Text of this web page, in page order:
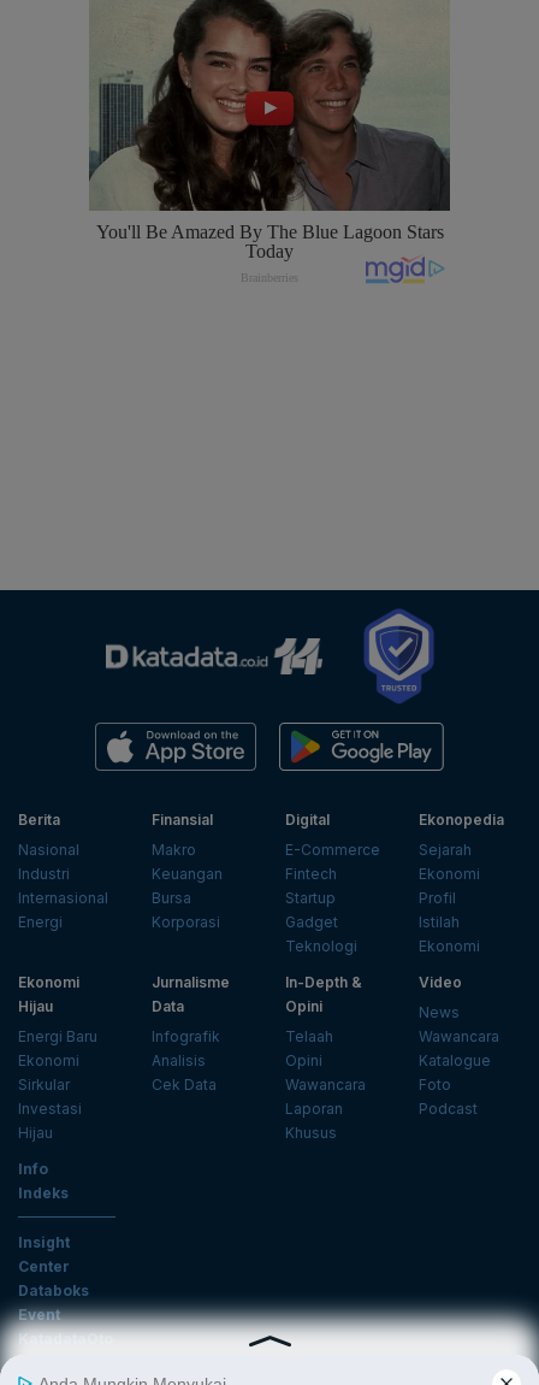
Berita
Nasional
Industri
Internasional
Energi
Finansial
Makro
Keuangan
Bursa
Korporasi
Digital
E-Commerce
Fintech
Startup
Gadget
Teknologi
Ekonopedia
Sejarah
Ekonomi
Profil
Istilah
Ekonomi
Ekonomi
Hijau
Energi Baru
Ekonomi
Sirkular
Investasi
Hijau
Jurnalisme
Data
Infografik
Analisis
Cek Data
In-Depth &
Opini
Telaah
Opini
Wawancara
Laporan
Khusus
Video
News
Wawancara
Katalogue
Foto
Podcast
Info
Indeks
Insight
Center
Databoks
Event
KatadataOto